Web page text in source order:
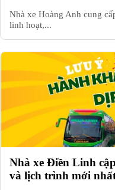
Nhà xe Hoàng Anh cung
linh hoạt,...
Nhà xe Điền Linh
và lịch trình mới